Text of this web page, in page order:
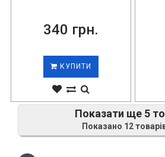
340 грн.
КУПИТИ
Показати ще 5
Показано 12